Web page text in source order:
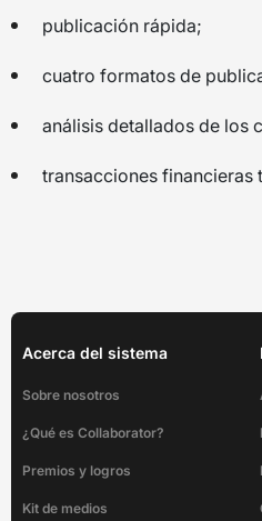
publicación rápida;
cuatro formatos de
análisis detallados de los
transacciones financieras
Acerca del sistema
Sobre nosotros
¿Qué es Collaborator?
Premios y logros
Kit de medios